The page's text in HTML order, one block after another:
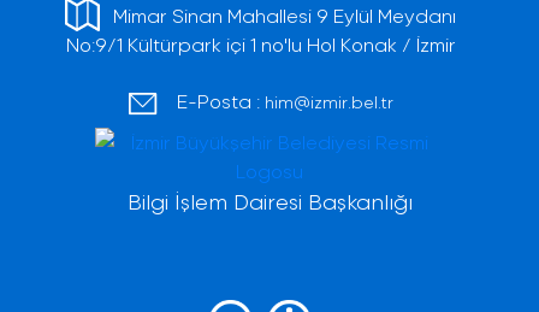
Mimar Sinan Mahallesi 9 Eylül Meydanı
No:9/1 Kültürpark içi 1 no'lu Hol Konak / İzmir
E-Posta : him@izmir.bel.tr
Bilgi İşlem Dairesi Başkanlığı